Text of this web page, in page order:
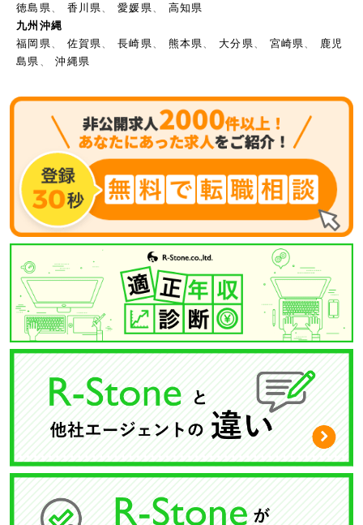
徳島県
香川県 、愛媛県
高知県
九州沖縄
福岡県
佐賀県 、長崎県 熊本県 大分県 宮崎県
鹿児
島県
、沖縄県